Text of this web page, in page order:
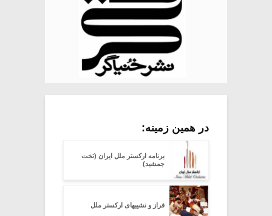
در همین زمینه:
برنامه ارکستر ملل ایران (تخت
جمشید)
فراز و نشیبهای ارکستر ملل